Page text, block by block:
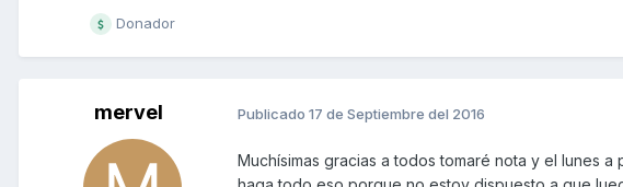
Donador
mervel Publicado 17 de Septiembre del 2016
Muchísimas gracias a todos tomaré nota y el lunes